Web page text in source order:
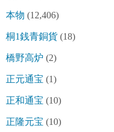
本物 (12,406)
桐1銭青銅貨 (18)
橋野高炉 (2)
正元通宝 (1)
正和通宝 (10)
正隆元宝 (10)